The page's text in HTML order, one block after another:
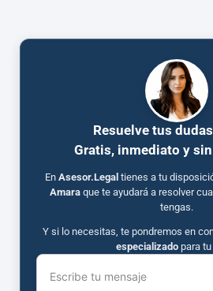
Resuelve tus
Gratis, inmediato y
En Asesor.Legal tienes a tu
Amaraque te ayudará a resolver
tengas.
Y si lo necesitas, te pondremos en
especializadopara tu
Escribe tu mensaje